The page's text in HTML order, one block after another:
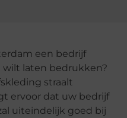
een bedrijf
wilt laten bedrukken?
straalt
ervoor dat uw bedrijf
uiteindelijk goed bij